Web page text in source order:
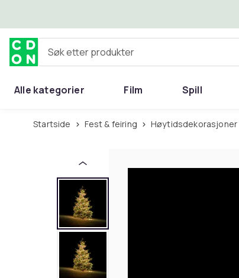
Søk etter produkter
Alle kategorier Film Spill
Startside Fest & feiring Høytidsdekorasjoner